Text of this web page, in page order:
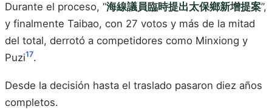
Durante el proceso, “海線議員臨時提出太保鄉新增提案”,
y finalmente Taibao, con 27 votos y más de la mitad
del total, derrotó a competidores como Minxiong y
Puzi17.
Desde la decisión hasta el traslado pasaron diez años
completos.